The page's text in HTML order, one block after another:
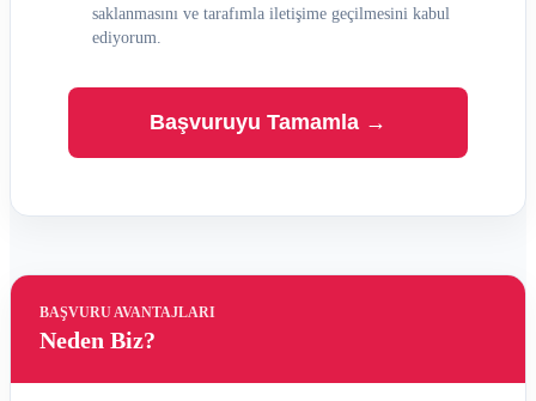
BAŞVURU AVANTAJLARI
Neden Biz?
saklanmasını ve tarafımla iletişime geçilmesini kabul
ediyorum.
Başvuruyu Tamamla →